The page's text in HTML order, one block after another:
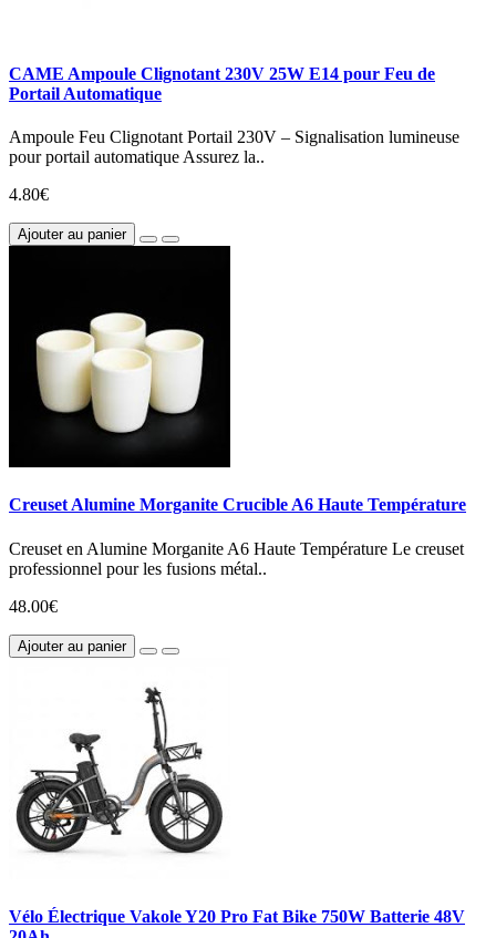
CAME Ampoule Clignotant 230V 25W E14 pour Feu de
Portail Automatique
Ampoule Feu Clignotant Portail 230V – Signalisation lumineuse
pour portail automatique Assurez la..
4.80€
Ajouter au panier
Creuset Alumine Morganite Crucible A6 Haute Température
Creuset en Alumine Morganite A6 Haute Température Le creuset
professionnel pour les fusions métal..
48.00€
Ajouter au panier
Vélo Électrique Vakole Y20 Pro Fat Bike 750W Batterie 48V